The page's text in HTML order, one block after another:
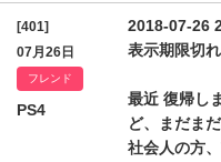
[401]
07月26日
フレンド
PS4
2018-07-26
表示期限切れ
最近 復帰し
ど、まだま
社会人の方